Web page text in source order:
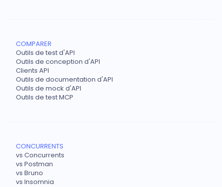
COMPARER
Outils de test d'API
Outils de conception d'API
Clients API
Outils de documentation d'API
Outils de mock d'API
Outils de test MCP
CONCURRENTS
vs Concurrents
vs Postman
vs Bruno
vs Insomnia